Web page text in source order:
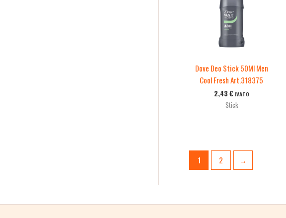
Dove Deo Stick 50Ml Men
Cool Fresh Art.318375
2,43 € IVATO
Stick
1 2 →